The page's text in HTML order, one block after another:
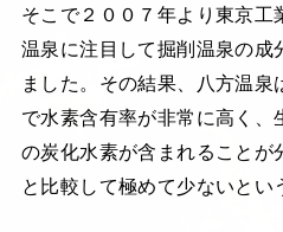
そこで２００７年より東京
温泉に注目して掘削温泉の成
ました。その結果、八方温泉
で水素含有率が非常に高く
の炭化水素が含まれることが
と比較して極めて少ないとい